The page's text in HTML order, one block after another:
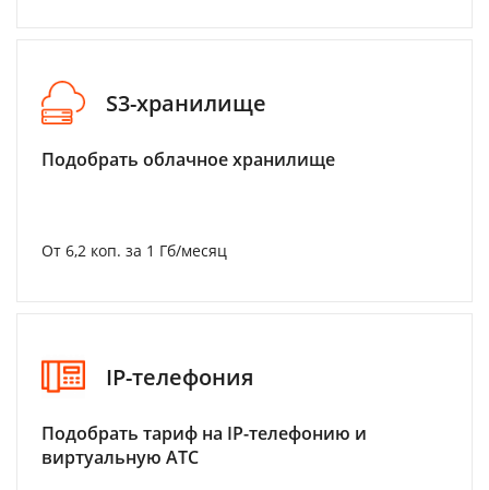
S3-хранилище
Подобрать облачное хранилище
От 6,2 коп. за 1 Гб/месяц
IP-телефония
Подобрать тариф на IP-телефонию и
виртуальную АТС